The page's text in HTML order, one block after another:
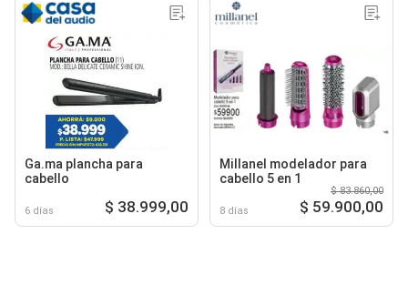
Ga.ma plancha para
cabello
6 días $ 38.999,00
Millanel modelador para
cabello 5 en 1
8 días
$ 83.860,00
$ 59.900,00